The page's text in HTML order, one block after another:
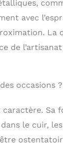
avec
de
occasions ?
Sa
le cuir,